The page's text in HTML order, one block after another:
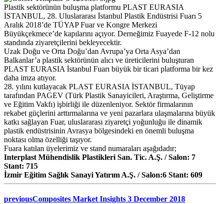
Plastik sektörünün buluşma platformu PLAST EURASIA
İSTANBUL, 28. Uluslararası İstanbul Plastik Endüstrisi Fuarı 5
Aralık 2018’de TÜYAP Fuar ve Kongre Merkezi
Büyükçekmece’de kapılarını açıyor. Derneğimiz Fuayede F-12 nolu
standında ziyaretçilerini bekleyecektir.
Uzak Doğu ve Orta Doğu’dan Avrupa’ya Orta Asya’dan
Balkanlar’a plastik sektörünün alıcı ve üreticilerini buluşturan
PLAST EURASIA İstanbul Fuarı büyük bir ticari platforma bir kez
daha imza atıyor.
28. yılını kutlayacak PLAST EURASIA İSTANBUL, Tüyap
tarafından PAGEV (Türk Plastik Sanayicileri, Araştırma, Geliştirme
ve Eğitim Vakfı) işbirliği ile düzenleniyor. Sektör firmalarının
rekabet güçlerini arttırmalarına ve yeni pazarlara ulaşmalarına büyük
katkı sağlayan Fuar, uluslararası ziyaretçi yoğunluğu ile dinamik
plastik endüstrisinin Avrasya bölgesindeki en önemli buluşma
noktası olma özelliği taşıyor.
Fuara katılan üyelerimiz ve stand numaraları aşağıdadır;
Interplast Mühendislik Plastikleri San. Tic. A.Ş. / Salon: 7
Stant: 715
İzmir Eğitim Sağlık Sanayi Yatırım A.Ş. / Salon:6 Stant: 609
previousComposites Market Insights 3 December 2018